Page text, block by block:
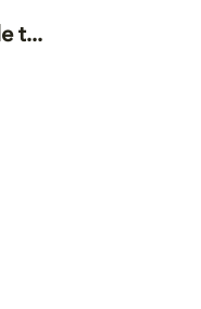
t...